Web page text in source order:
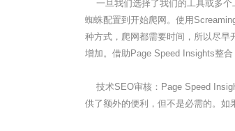
一旦我们选择了我们的工具或多个
蜘蛛配置到开始爬网。使用
种方式，爬网都需要时间，所以尽
增加。借助Page Speed Insights整
技术SEO审核：Page Speed
供了额外的便利，但不是必需的。如